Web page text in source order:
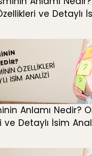
ve Detaylı
ÖZELLIKLERI
İSIM ANALIZI
Anlamı Nedir?
ve Detaylı İsim